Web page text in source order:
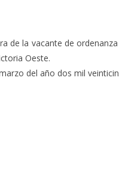
la vacante de
Oeste.
del año dos mil